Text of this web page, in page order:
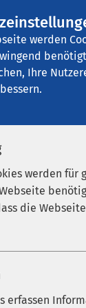
werden
Ihre
werden für
die
sgalinski
erfassen